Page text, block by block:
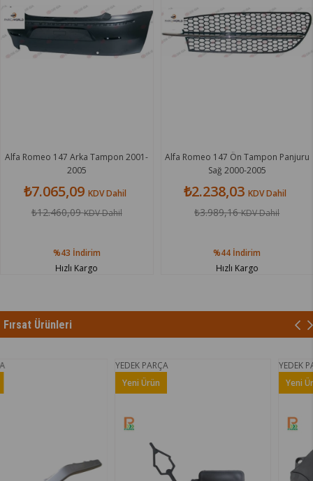
147 Arka Tampon 2001-
KDV Dahil
KDV Dahil
İndirim
Hızlı Kargo
Alfa Romeo 147 Ön Tampon Panjuru
Sağ 2000-2005
₺2.238,03KDV Dahil
₺3.989,16KDV Dahil
İndirim
Hızlı Kargo
Alfa
Fırsat Ürünleri